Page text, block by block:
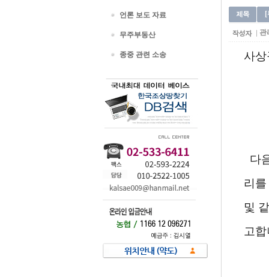
언론 보도 자료
무주부동산
종중 관련 소송
관
사
다
리
및
고